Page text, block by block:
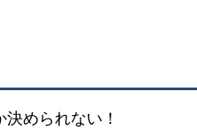
められない！